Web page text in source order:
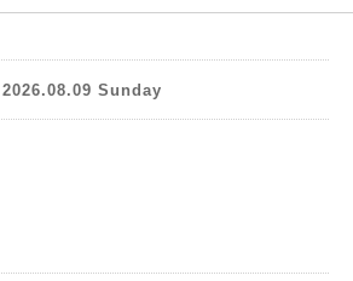
2026.08.09 Sunday